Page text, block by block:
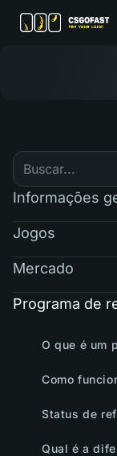
Informações
Jogos
Mercado
Programa de
O que é um
Como
Status de
Qual é a